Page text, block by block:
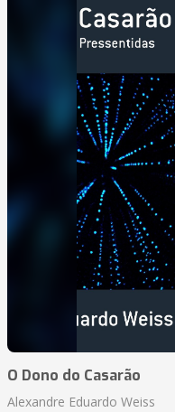
O Dono do Casarão
Alexandre Eduardo Weiss